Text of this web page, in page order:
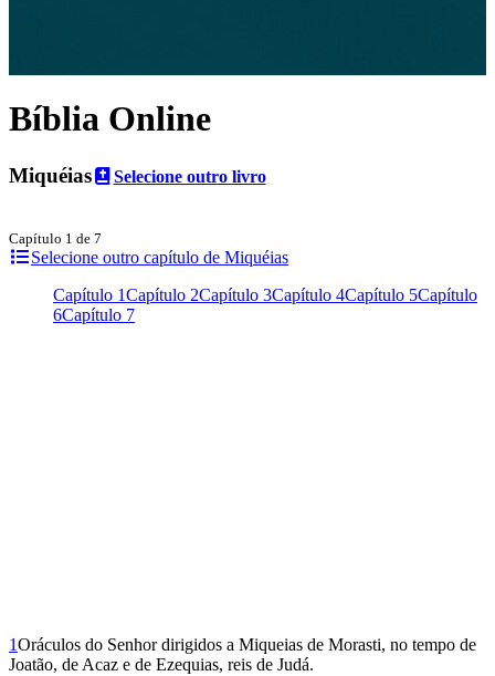
Bíblia Online
Miquéias Selecione outro livro
Capítulo 1 de 7
Selecione outro capítulo de Miquéias
Capítulo 1Capítulo 2Capítulo 3Capítulo 4Capítulo 5Capítulo
6Capítulo 7
1Oráculos do Senhor dirigidos a Miqueias de Morasti, no tempo de
Joatão, de Acaz e de Ezequias, reis de Judá.